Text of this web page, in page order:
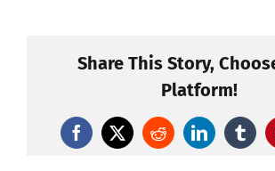
Share This Story,
Platform!
Facebook
X RedditLinkedIn